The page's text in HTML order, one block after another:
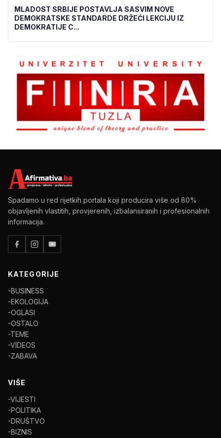
MLADOST SRBIJE POSTAVLJA SASVIM NOVE
DEMOKRATSKE STANDARDE DRŽEĆI LEKCIJU IZ
DEMOKRATIJE C...
Spadamo u red rijetkih portala koji producira više od 80%
objavljenih vlastitih, provjerenih, izbalansiranih i profesionalnih
informacija.
KATEGORIJE
-BUSINESS
-EKOLOGIJA
-OGLASI
-OSTALO
-TEME
-VIDEOS
-ZABAVA
VIŠE
-VIJESTI
-POLITIKA
-DRUŠTVO
-BIZNIS